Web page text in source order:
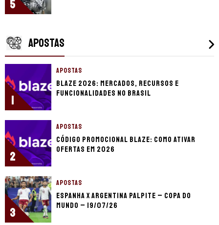
5
APOSTAS
1
APOSTAS
Blaze 2026: mercados, recursos e
funcionalidades no Brasil
2
APOSTAS
Código promocional Blaze: como ativar
ofertas em 2026
3
APOSTAS
Espanha x Argentina palpite – Copa do
Mundo – 19/07/26